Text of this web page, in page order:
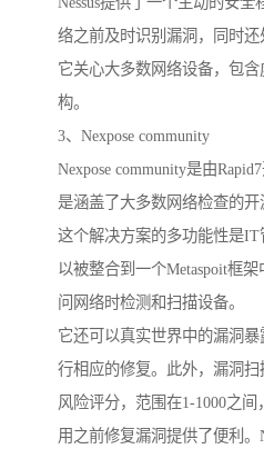
络之前及时识别漏洞，同时还
它关心大多数网络设备，包
构。
3、Nexpose community
Nexpose community是由
是涵盖了大多数网络检查的开
这个解决方案的多功能性是IT
以被整合到一个Metaspoit框
问网络时检测和扫描设备。
它还可以真实世界中的漏洞
行相应的修复。此外，漏洞
风险评分，范围在1-1000之间
用之前修复漏洞提供了便利。